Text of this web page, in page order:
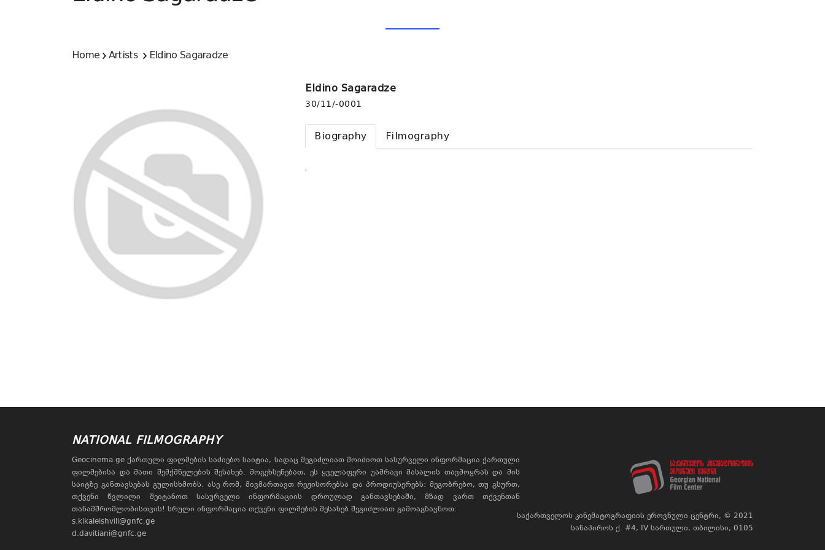
Home Artists Eldino Sagaradze
Eldino Sagaradze
30/11/-0001
Biography Filmography
.
NATIONAL FILMOGRAPHY
Geocinema.ge ქართული ფილმების საძიებო საიტია, სადაც შეგიძლიათ მოიძიოთ სასურველი ინფორმაცია ქართული
ფილმებისა და მათი შემქმნელების შესახებ. მოგეხსენებათ, ეს ყველაფერი უამრავი მასალის თავმოყრას და მის
საიტზე განთავსებას გულისხმობს. ასე რომ, მივმართავთ რეჟისორებსა და პროდიუსერებს: მეგობრებო, თუ გსურთ,
თქვენი წვლილი შეიტანოთ სასურველი ინფორმაციის დროულად განთავსებაში, მზად ვართ თქვენთან
თანამშრომლობისთვის! სრული ინფორმაცია თქვენი ფილმების შესახებ შეგიძლიათ გამოაგზავნოთ:
s.kikaleishvili@gnfc.ge
d.davitiani@gnfc.ge
საქართველოს კინემატოგრაფიის ეროვნული ცენტრი, © 2021
სანაპიროს ქ. #4, IV სართული, თბილისი, 0105